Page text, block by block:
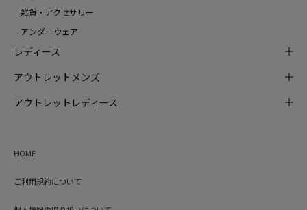
雑貨・アクセサリー
アンダーウェア
レディース
アウトレットメンズ
アウトレットレディース
HOME
ご利用規約について